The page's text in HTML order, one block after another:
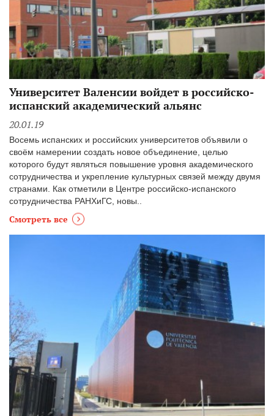
Университет Валенсии войдет в российско-
испанский академический альянс
20.01.19
Восемь испанских и российских университетов объявили о
своём намерении создать новое объединение, целью
которого будут являться повышение уровня академического
сотрудничества и укрепление культурных связей между двумя
странами. Как отметили в Центре российско-испанского
сотрудничества РАНХиГС, новы..
Смотреть все